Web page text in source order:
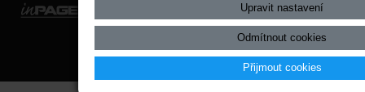
webhostingu jediného 5★
Zobrazit klasickou verzi
Upravit nastavení
Odmítnout cookies
Přijmout cookies